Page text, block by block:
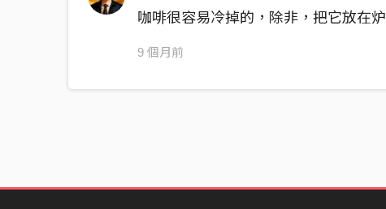
母帶後期工程師 Mastering Engineer｜趙宇晨
最近我感覺越來越像你
你是我不願的練習
咖啡很容易冷掉的，除非，把它放在
9 個月前